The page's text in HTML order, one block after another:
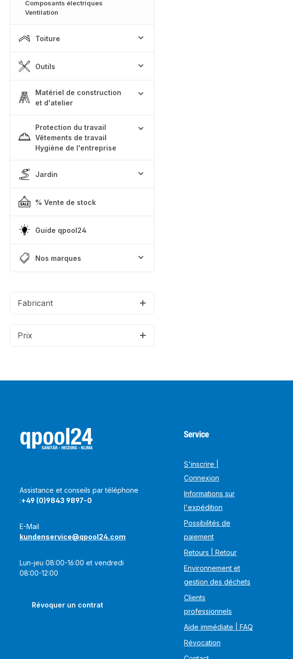
Composants électriques
Ventilation
Toiture
Outils
Matériel de construction
et d'atelier
Protection du travail
Vêtements de travail
Hygiène de l'entreprise
Jardin
% Vente de stock
Guide qpool24
Nos marques
Fabricant
Prix
Assistance et conseils par téléphone
:+49 (0)9843 9897-0
E-Mail
kundenservice@qpool24.com
Lun-jeu 08:00-16:00 et vendredi
08:00-12:00
Révoquer un contrat
Service
S'inscrire |
Connexion
Informations sur
l'expédition
Possibilités de
paiement
Retours | Retour
Environnement et
gestion des déchets
Clients
professionnels
Aide immédiate | FAQ
Révocation